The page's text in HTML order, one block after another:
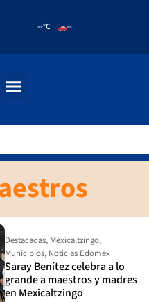
--°C --
Destacadas, Mexicaltzingo,
Municipios, Noticias Edomex
Saray Benítez celebra a lo
grande a maestros y madres
en Mexicaltzingo